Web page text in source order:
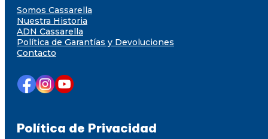
Somos Cassarella
Nuestra Historia
ADN Cassarella
Política de Garantías y Devoluciones
Contacto
Política de Privacidad